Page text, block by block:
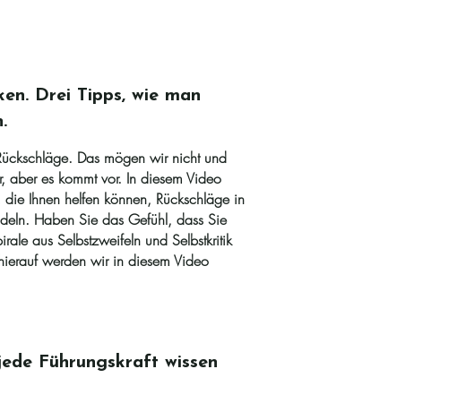
Drei Tipps, wie man
Das mögen wir nicht und
aber es kommt vor. In diesem Video
Ihnen helfen können, Rückschläge in
Haben Sie das Gefühl, dass Sie
aus Selbstzweifeln und Selbstkritik
werden wir in diesem Video
Führungskraft wissen